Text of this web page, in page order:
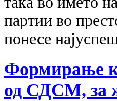
партии во
понесе
Формирање
од СДСМ, за